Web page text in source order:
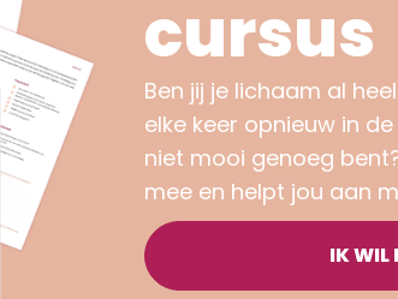
cursus
Ben jij je lichaam al
elke keer opnieuw in
niet mooi genoeg
mee en helpt jou aan
IK WIL